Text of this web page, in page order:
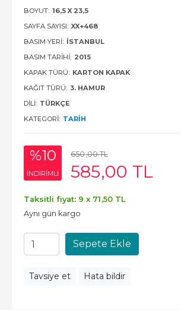
BOYUT: 16,5 X 23,5
SAYFA SAYISI: XX+468
BASIM YERI: İSTANBUL
BASIM TARIHI: 2015
KAPAK TÜRÜ: KARTON KAPAK
KAĞIT TÜRÜ: 3. HAMUR
DILI: TÜRKÇE
KATEGORI: TARIH
%10
INDIRIMLI
650,00TL
585,00 TL
Taksitli fiyat: 9 x 71 ,50 TL
Aynı gün kargo
Sepete Ekle
Tavsiye et Hata bildir